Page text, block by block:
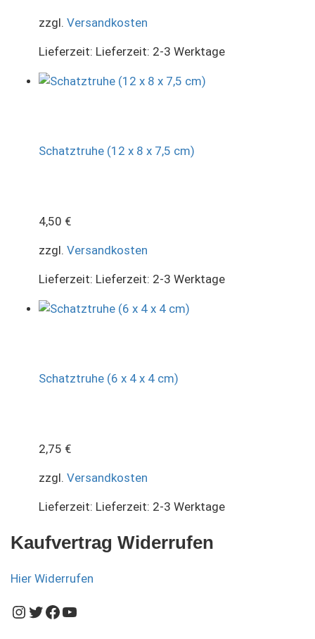
zzgl. Versandkosten
Lieferzeit: Lieferzeit: 2-3 Werktage
Schatztruhe (12 x 8 x 7,5 cm)
4,50 €
zzgl. Versandkosten
Lieferzeit: Lieferzeit: 2-3 Werktage
Schatztruhe (6 x 4 x 4 cm)
2,75 €
zzgl. Versandkosten
Lieferzeit: Lieferzeit: 2-3 Werktage
Kaufvertrag Widerrufen
Hier Widerrufen
Instagram
Twitter
Facebook
YouTube